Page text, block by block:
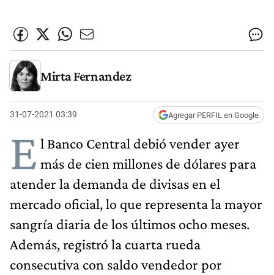
Mirta Fernandez
31-07-2021 03:39 Agregar PERFIL en Google
E l Banco Central debió vender ayer
más de cien millones de dólares para
atender la demanda de divisas en el
mercado oficial, lo que representa la mayor
sangría diaria de los últimos ocho meses.
Además, registró la cuarta rueda
consecutiva con saldo vendedor por